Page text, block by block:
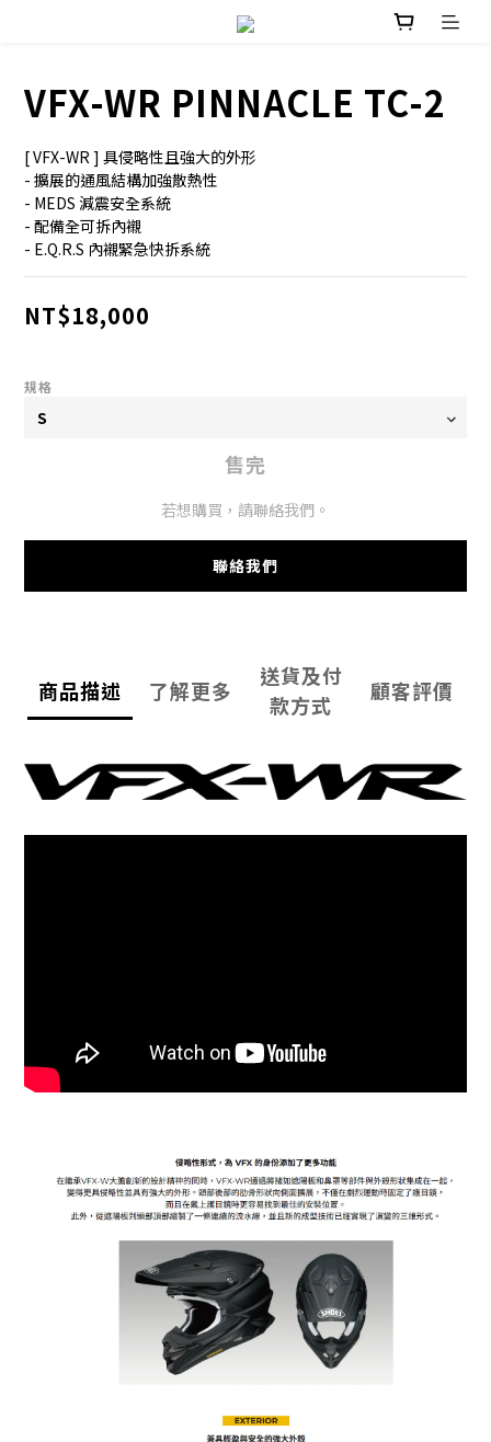
VFX-WR PINNACLE TC-2
[ VFX-WR ] 具侵略性且強大的外形
- 擴展的通風結構加強散熱性
- MEDS 減震安全系統
- 配備全可拆內襯
- E.Q.R.S 內襯緊急快拆系統
NT$18,000
規格
售完
若想購買，請聯絡我們。
聯絡我們
商品描述 了解更多
送貨及付
款方式
顧客評價